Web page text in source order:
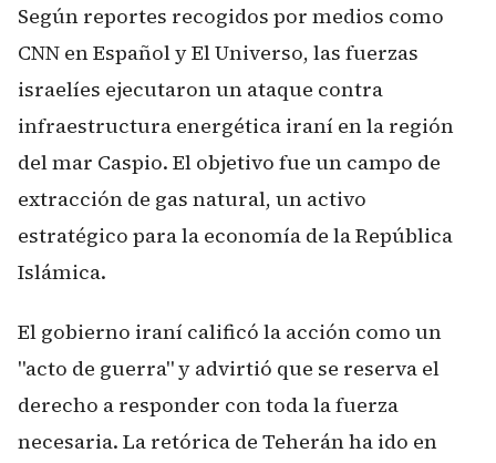
Según reportes recogidos por medios como
CNN en Español y El Universo, las fuerzas
israelíes ejecutaron un ataque contra
infraestructura energética iraní en la región
del mar Caspio. El objetivo fue un campo de
extracción de gas natural, un activo
estratégico para la economía de la República
Islámica.
El gobierno iraní calificó la acción como un
"acto de guerra" y advirtió que se reserva el
derecho a responder con toda la fuerza
necesaria. La retórica de Teherán ha ido en